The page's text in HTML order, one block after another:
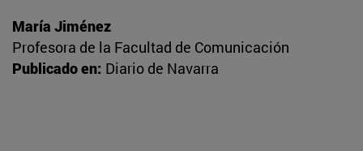
María Jiménez
Profesora de la Facultad de Comunicación
Publicado en: Diario de Navarra